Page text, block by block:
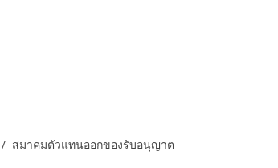
สมาคมตัวแทนออกของรับอนุญาต